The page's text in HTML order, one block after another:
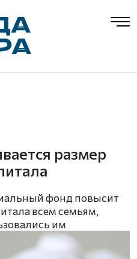
размер
фонд повысит
всем семьям,
им